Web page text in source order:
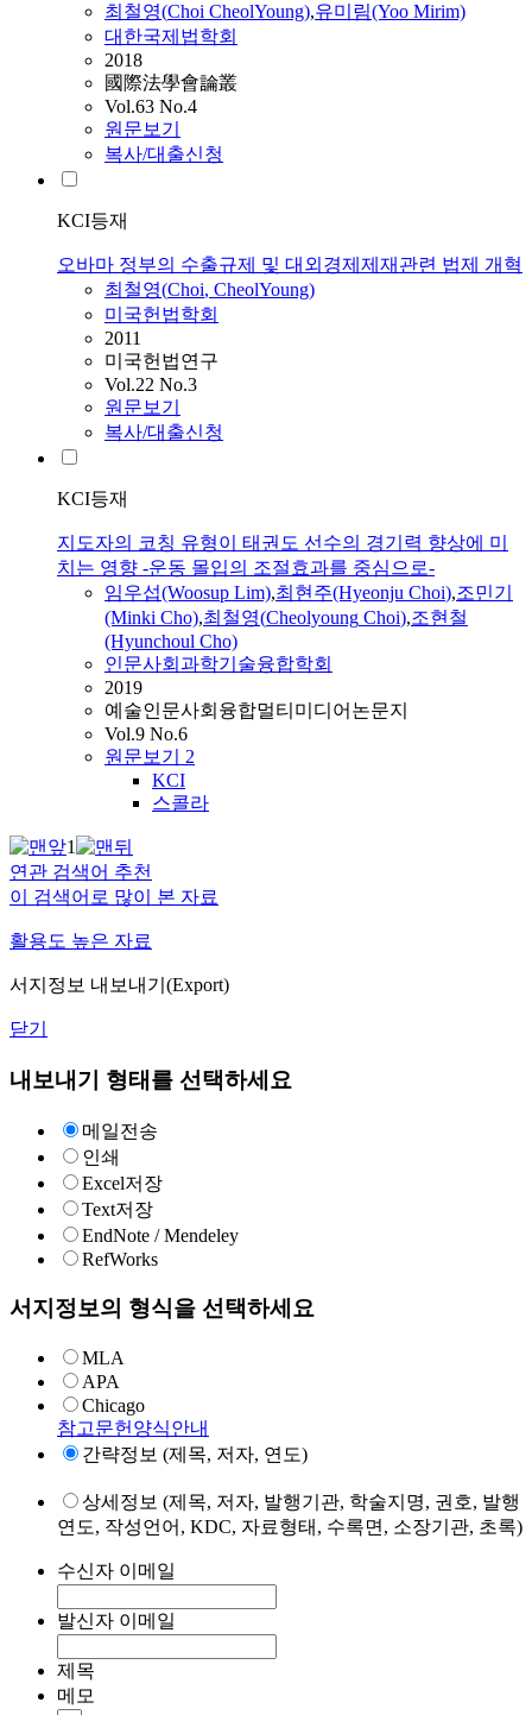
최철영(Choi CheolYoung),유미림(Yoo Mirim)
대한국제법학회
2018
國際法學會論叢
Vol.63 No.4
원문보기
복사/대출신청
KCI등재
오바마 정부의 수출규제 및 대외경제제재관련 법제 개혁
최철영(Choi, CheolYoung)
미국헌법학회
2011
미국헌법연구
Vol.22 No.3
원문보기
복사/대출신청
KCI등재
지도자의 코칭 유형이 태권도 선수의 경기력 향상에 미
치는 영향 -운동 몰입의 조절효과를 중심으로-
임우섭(Woosup Lim),최현주(Hyeonju Choi),조민기
(Minki Cho),최철영(Cheolyoung Choi),조현철
(Hyunchoul Cho)
인문사회과학기술융합학회
2019
예술인문사회융합멀티미디어논문지
Vol.9 No.6
원문보기 2
KCI
스콜라
1
연관 검색어 추천
이 검색어로 많이 본 자료
활용도 높은 자료
서지정보 내보내기(Export)
닫기
내보내기 형태를 선택하세요
메일전송
인쇄
Excel저장
Text저장
EndNote / Mendeley
RefWorks
서지정보의 형식을 선택하세요
MLA
APA
Chicago
참고문헌양식안내
간략정보 (제목, 저자, 연도)
상세정보 (제목, 저자, 발행기관, 학술지명, 권호, 발행
연도, 작성언어, KDC, 자료형태, 수록면, 소장기관, 초록)
수신자 이메일
발신자 이메일
제목
메모